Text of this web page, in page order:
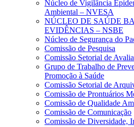
Núcleo de Vigilância
Ambiental – NVESA
NÚCLEO DE SAÚDE
EVIDÊNCIAS – NSBE
Núcleo de Segurança do
Comissão de Pesquisa
Comissão Setorial de
Grupo de Trabalho de
Promoção à Saúde
Comissão Setorial de
Comissão de Prontuários
Comissão de Qualidade
Comissão de Comunicação
Comissão de Diversidade,